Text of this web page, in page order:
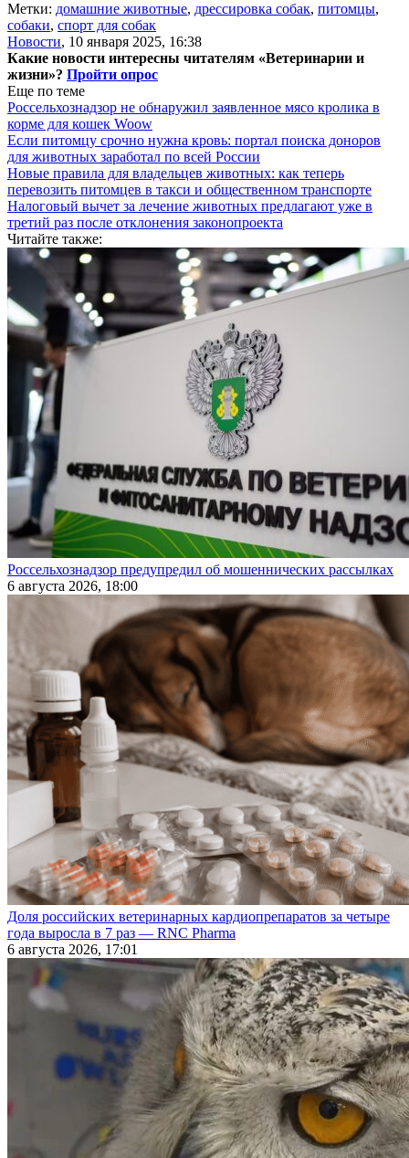
Метки: домашние животные, дрессировка собак, питомцы,
собаки, спорт для собак
Новости, 10 января 2025, 16:38
Какие новости интересны читателям «Ветеринарии и
жизни»? Пройти опрос
Еще по теме
Россельхознадзор не обнаружил заявленное мясо кролика в
корме для кошек Woow
Если питомцу срочно нужна кровь: портал поиска доноров
для животных заработал по всей России
Новые правила для владельцев животных: как теперь
перевозить питомцев в такси и общественном транспорте
Налоговый вычет за лечение животных предлагают уже в
третий раз после отклонения законопроекта
Читайте также:
Россельхознадзор предупредил об мошеннических рассылках
6 августа 2026, 18:00
Доля российских ветеринарных кардиопрепаратов за четыре
года выросла в 7 раз — RNC Pharma
6 августа 2026, 17:01